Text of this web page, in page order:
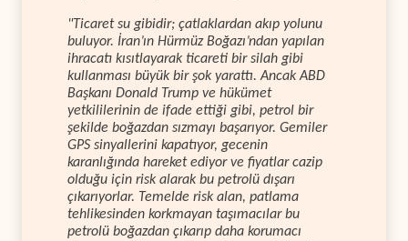
"Ticaret su gibidir; çatlaklardan akıp yolunu
buluyor. İran’ın Hürmüz Boğazı’ndan yapılan
ihracatı kısıtlayarak ticareti bir silah gibi
kullanması büyük bir şok yarattı. Ancak ABD
Başkanı Donald Trump ve hükümet
yetkililerinin de ifade ettiği gibi, petrol bir
şekilde boğazdan sızmayı başarıyor. Gemiler
GPS sinyallerini kapatıyor, gecenin
karanlığında hareket ediyor ve fiyatlar cazip
olduğu için risk alarak bu petrolü dışarı
çıkarıyorlar. Temelde risk alan, patlama
tehlikesinden korkmayan taşımacılar bu
petrolü boğazdan çıkarıp daha korumacı